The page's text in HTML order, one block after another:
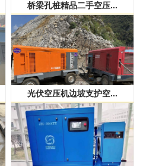
桥梁孔桩精品二手空压...
光伏空压机边坡支护空...